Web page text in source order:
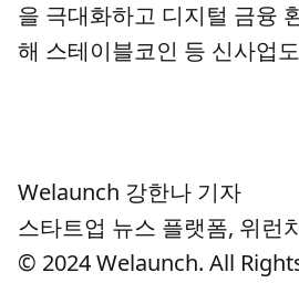
을 극대화하고 디지털 금융
해 스테이블코인 등 신사업
Welaunch 강한나 기자
스타트업 뉴스 플랫폼, 위런
© 2024 Welaunch. All